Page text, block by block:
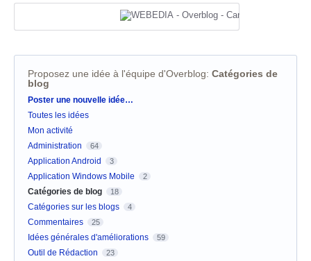
Proposez une idée à l'équipe d'Overblog: Catégories de
blog
Catégories
Poster une nouvelle idée…
Toutes les idées
Mon activité
Administration
64
Application Android 3
Application Windows Mobile 2
Catégories de blog 18
Catégories sur les blogs 4
Commentaires 25
Idées générales d'améliorations 59
Outil de Rédaction 23